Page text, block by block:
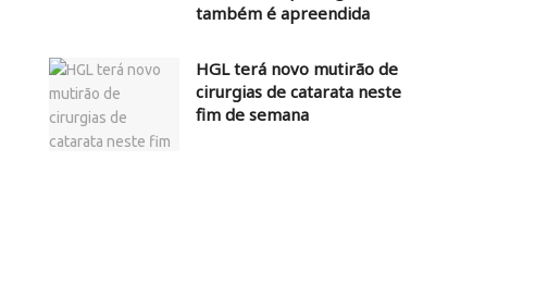
também é apreendida
HGL terá novo mutirão de
cirurgias de catarata neste
fim de semana